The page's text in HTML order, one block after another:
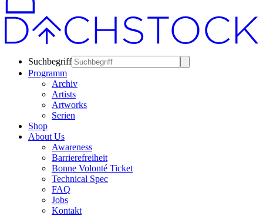
Suchbegriff
Programm
Archiv
Artists
Artworks
Serien
Shop
About Us
Awareness
Barrierefreiheit
Bonne Volonté Ticket
Technical Spec
FAQ
Jobs
Kontakt